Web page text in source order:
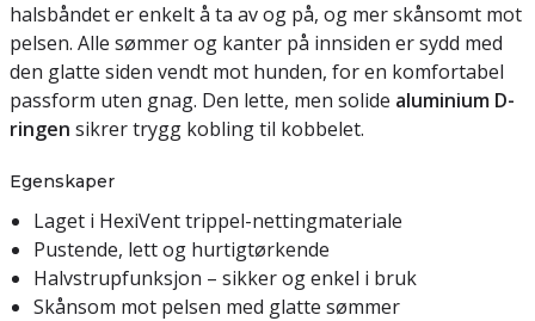
halsbåndet er enkelt å ta av og på, og mer skånsomt mot
pelsen. Alle sømmer og kanter på innsiden er sydd med
den glatte siden vendt mot hunden, for en komfortabel
passform uten gnag. Den lette, men solide aluminium D-
ringen sikrer trygg kobling til kobbelet.
Egenskaper
Laget i HexiVent trippel-nettingmateriale
Pustende, lett og hurtigtørkende
Halvstrupfunksjon – sikker og enkel i bruk
Skånsom mot pelsen med glatte sømmer